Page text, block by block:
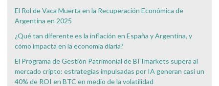
El Rol de Vaca Muerta en la Recuperación Económica de
Argentina en 2025
¿Qué tan diferente es la inflación en España y Argentina, y
cómo impacta en la economía diaria?
El Programa de Gestión Patrimonial de BITmarkets supera al
mercado cripto: estrategias impulsadas por IA generan casi un
40% de ROI en BTC en medio de la volatilidad